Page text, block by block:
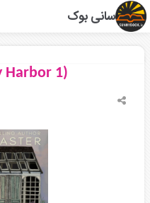
سانی بوک
Harbor 1)